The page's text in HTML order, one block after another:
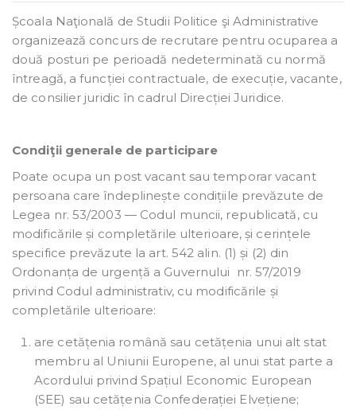
Școala Naţională de Studii Politice şi Administrative
organizează concurs de recrutare pentru ocuparea a
două posturi pe perioadă nedeterminată cu normă
întreagă, a funcției contractuale, de execuție, vacante,
de consilier juridic în cadrul Direcției Juridice.
Condiţii generale de participare
Poate ocupa un post vacant sau temporar vacant
persoana care îndeplinește condițiile prevăzute de
Legea nr. 53/2003 — Codul muncii, republicată, cu
modificările și completările ulterioare, și cerințele
specifice prevăzute la art. 542 alin. (1) și (2) din
Ordonanța de urgență a Guvernului nr. 57/2019
privind Codul administrativ, cu modificările și
completările ulterioare:
are cetățenia română sau cetățenia unui alt stat
membru al Uniunii Europene, al unui stat parte a
Acordului privind Spațiul Economic European
(SEE) sau cetățenia Confederației Elvețiene;